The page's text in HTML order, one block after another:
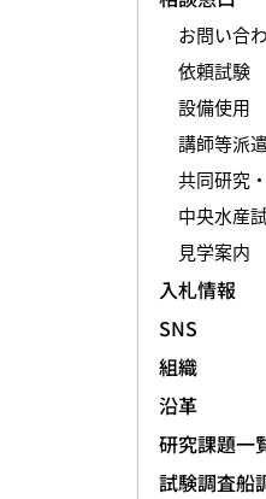
お問い合
依頼試験
設備使用
講師等派
共同研究
中央水産
見学案内
入札情報
SNS
組織
沿革
研究課題一
試験調査船